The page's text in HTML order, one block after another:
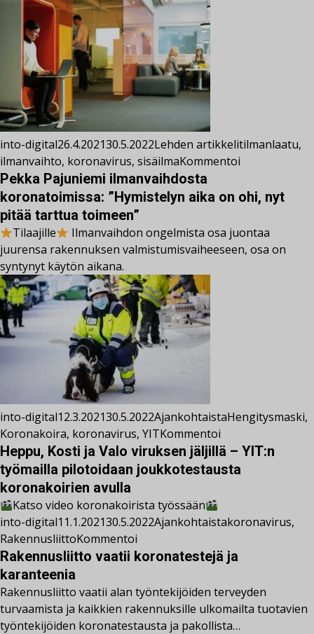
into-digital26.4.202130.5.2022Lehden artikkelitilmanlaatu,
ilmanvaihto, koronavirus, sisäilmaKommentoi
Pekka Pajuniemi ilmanvaihdosta
koronatoimissa: ”Hymistelyn aika on ohi, nyt
pitää tarttua toimeen”
Tilaajille
Ilmanvaihdon ongelmista osa juontaa
juurensa rakennuksen valmistumisvaiheeseen, osa on
syntynyt käytön aikana.
into-digital12.3.202130.5.2022AjankohtaistaHengitysmaski,
Koronakoira, koronavirus, YITKommentoi
Heppu, Kosti ja Valo viruksen jäljillä – YIT:n
työmailla pilotoidaan joukkotestausta
koronakoirien avulla
Katso video koronakoirista työssään
into-digital11.1.202130.5.2022Ajankohtaistakoronavirus,
RakennusliittoKommentoi
Rakennusliitto vaatii koronatestejä ja
karanteenia
Rakennusliitto vaatii alan työntekijöiden terveyden
turvaamista ja kaikkien rakennuksille ulkomailta tuotavien
työntekijöiden koronatestausta ja pakollista…